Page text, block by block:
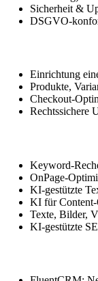
Sicherheit &
DSGVO-
Einrichtung
Produkte,
Checkout-
Rechtssichere
Keyword-
OnPage-
KI-gestützte
KI für Content-
Texte, Bilder,
KI-gestützte